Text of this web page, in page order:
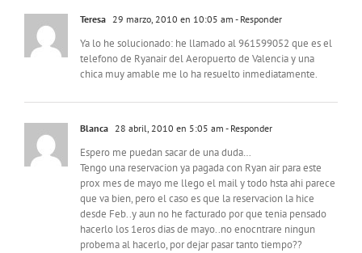
Teresa 29 marzo, 2010 en 10:05 am - Responder
Ya lo he solucionado: he llamado al 961599052 que es el
telefono de Ryanair del Aeropuerto de Valencia y una
chica muy amable me lo ha resuelto inmediatamente.
Blanca 28 abril, 2010 en 5:05 am - Responder
Espero me puedan sacar de una duda…
Tengo una reservacion ya pagada con Ryan air para este
prox mes de mayo me llego el mail y todo hsta ahi parece
que va bien, pero el caso es que la reservacion la hice
desde Feb..y aun no he facturado por que tenia pensado
hacerlo los 1eros dias de mayo..no enocntrare ningun
probema al hacerlo, por dejar pasar tanto tiempo??